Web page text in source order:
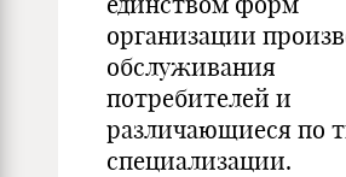
организации
обслуживания
потребителей и
различающиеся по
специализации.